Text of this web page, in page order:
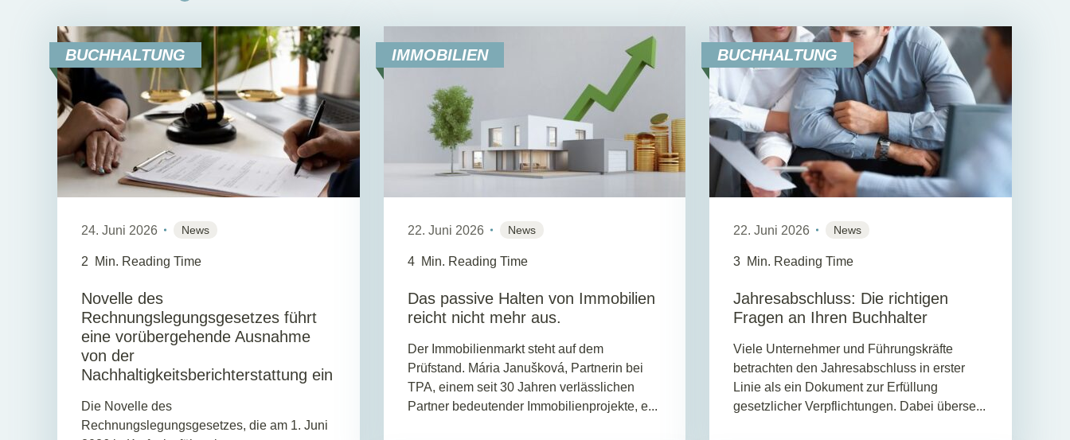
BUCHHALTUNG
24. Juni 2026 News
2 Min. Reading Time
Novelle des
Rechnungslegungsgesetzes führt
eine vorübergehende Ausnahme
von der
Nachhaltigkeitsberichterstattung ein
Die Novelle des
Rechnungslegungsgesetzes, die am 1. Juni
IMMOBILIEN
22. Juni 2026 News
4 Min. Reading Time
Das passive Halten von Immobilien
reicht nicht mehr aus.
Der Immobilienmarkt steht auf dem
Prüfstand. Mária Janušková, Partnerin bei
TPA, einem seit 30 Jahren verlässlichen
Partner bedeutender Immobilienprojekte, e...
BUCHHALTUNG
22. Juni 2026 News
3 Min. Reading Time
Jahresabschluss: Die richtigen
Fragen an Ihren Buchhalter
Viele Unternehmer und Führungskräfte
betrachten den Jahresabschluss in erster
Linie als ein Dokument zur Erfüllung
gesetzlicher Verpflichtungen. Dabei überse...